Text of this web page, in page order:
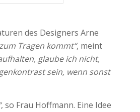
des Designers Arne
Tragen kommt“, meint
glaube ich nicht,
sein, wenn sonst
, so Frau Hoffmann. Eine Idee